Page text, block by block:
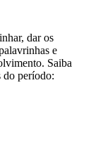
dar os
e
Saiba
do período: